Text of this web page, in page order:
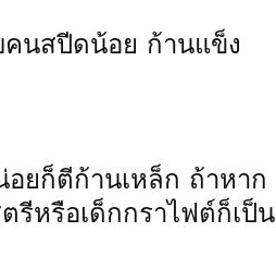
คนสปีดน้อย ก้านแข็ง
ยก็ตีก้านเหล็ก ถ้าหาก
หรือเด็กกราไฟต์ก็เป็น